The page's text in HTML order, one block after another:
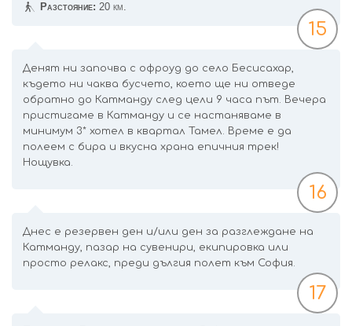
Разстояние: 20 км.
15
Денят ни започва с офроуд до село Бесисахар,
където ни чаква бусчето, което ще ни отведе
обратно до Катманду след цели 9 часа път. Вечера
пристигаме в Катманду и се настаняваме в
минимум 3* хотел в квартал Тамел. Време е да
полеем с бира и вкусна храна епичния трек!
Нощувка.
16
Днес е резервен ден и/или ден за разглеждане на
Катманду, пазар на сувенири, екипировка или
просто релакс, преди дългия полет към София.
17